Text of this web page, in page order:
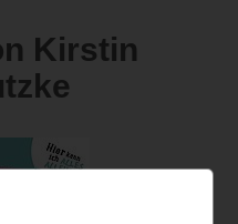
Kirstin